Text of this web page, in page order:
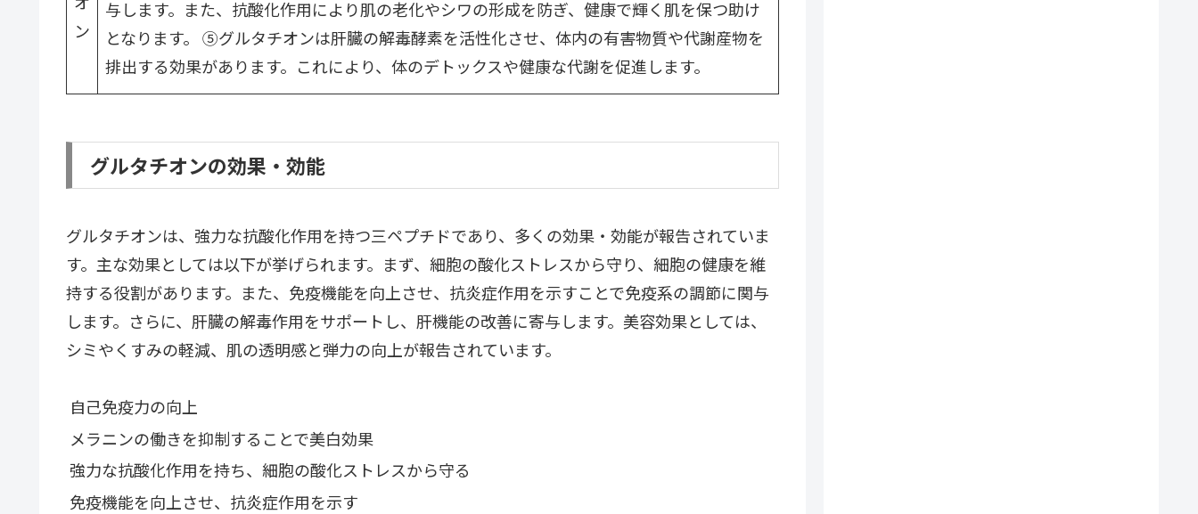
与します。また、抗酸化作用により肌の老化やシワの形成を防ぎ、健康で輝く肌を保つ助け
となります。 ⑤グルタチオンは肝臓の解毒酵素を活性化させ、体内の有害物質や代謝産物を
排出する効果があります。これにより、体のデトックスや健康な代謝を促進します。
グルタチオンの効果・効能
グルタチオンは、強力な抗酸化作用を持つ三ペプチドであり、多くの効果・効能が報告されていま
す。主な効果としては以下が挙げられます。まず、細胞の酸化ストレスから守り、細胞の健康を維
持する役割があります。また、免疫機能を向上させ、抗炎症作用を示すことで免疫系の調節に関与
します。さらに、肝臓の解毒作用をサポートし、肝機能の改善に寄与します。美容効果としては、
シミやくすみの軽減、肌の透明感と弾力の向上が報告されています。
自己免疫力の向上
メラニンの働きを抑制することで美白効果
強力な抗酸化作用を持ち、細胞の酸化ストレスから守る
免疫機能を向上させ、抗炎症作用を示す